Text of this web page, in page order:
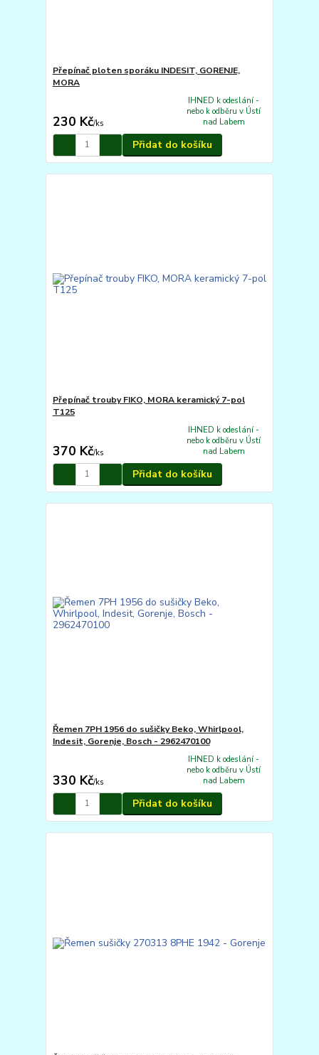
Přepínač ploten sporáku INDESIT, GORENJE,
MORA
230 Kč/ks
IHNED k odeslání -
nebo k odběru v Ústí
nad Labem
Přidat do košíku
Přepínač trouby FIKO, MORA keramický 7-pol
T125
370 Kč/ks
IHNED k odeslání -
nebo k odběru v Ústí
nad Labem
Přidat do košíku
Řemen 7PH 1956 do sušičky Beko, Whirlpool,
Indesit, Gorenje, Bosch - 2962470100
330 Kč/ks
IHNED k odeslání -
nebo k odběru v Ústí
nad Labem
Přidat do košíku